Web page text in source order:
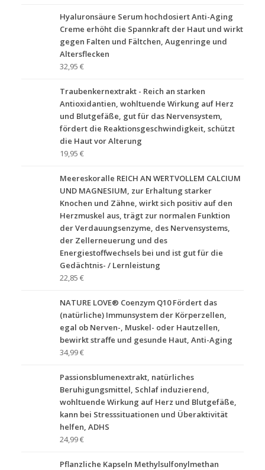
Hyaluronsäure Serum hochdosiert Anti-Aging
Creme erhöht die Spannkraft der Haut und wirkt
gegen Falten und Fältchen, Augenringe und
Altersflecken
32,95 €
Traubenkernextrakt - Reich an starken
Antioxidantien, wohltuende Wirkung auf Herz
und Blutgefäße, gut für das Nervensystem,
fördert die Reaktionsgeschwindigkeit, schützt
die Haut vor Alterung
19,95 €
Meereskoralle REICH AN WERTVOLLEM CALCIUM
UND MAGNESIUM, zur Erhaltung starker
Knochen und Zähne, wirkt sich positiv auf den
Herzmuskel aus, trägt zur normalen Funktion
der Verdauungsenzyme, des Nervensystems,
der Zellerneuerung und des
Energiestoffwechsels bei und ist gut für die
Gedächtnis- / Lernleistung
22,85 €
NATURE LOVE® Coenzym Q10 Fördert das
(natürliche) Immunsystem der Körperzellen,
egal ob Nerven-, Muskel- oder Hautzellen,
bewirkt straffe und gesunde Haut, Anti-Aging
34,99 €
Passionsblumenextrakt, natürliches
Beruhigungsmittel, Schlaf induzierend,
wohltuende Wirkung auf Herz und Blutgefäße,
kann bei Stresssituationen und Überaktivität
helfen, ADHS
24,99 €
Pflanzliche Kapseln Methylsulfonylmethan